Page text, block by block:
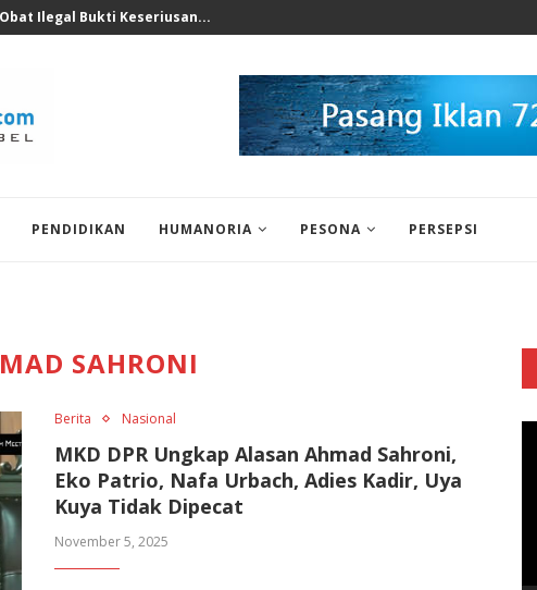
2026 Bukan Untuk...
PENDIDIKAN HUMANORIA PESONA PERSEPSI
SAHRONI
Berita Nasional
MKD DPR Ungkap Alasan Ahmad Sahroni,
Eko Patrio, Nafa Urbach, Adies Kadir, Uya
Kuya Tidak Dipecat
November 5, 2025